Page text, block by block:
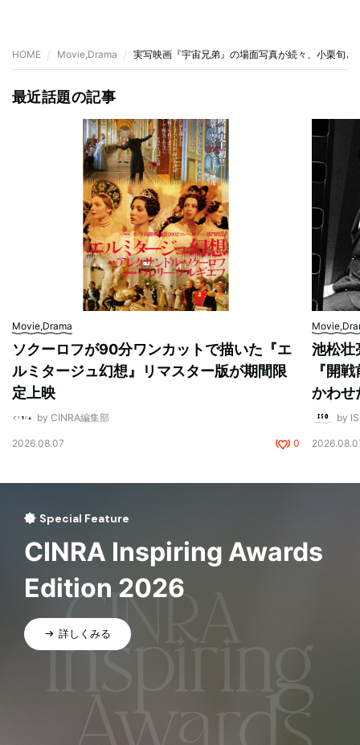
HOME Movie,Drama 実写映画『宇宙兄弟』の場面写真が続々、小栗旬と
最近話題の記事
Movie,Drama
ソクーロフが90分ワンカットで描いた『エ
ルミタージュ幻想』リマスター版が期間限
定上映
by CINRA編集部
2026.08.07 0
池松壮
『開
かわせ
by
Special Feature
CINRA Inspiring Awards
Edition 2026
詳しくみる